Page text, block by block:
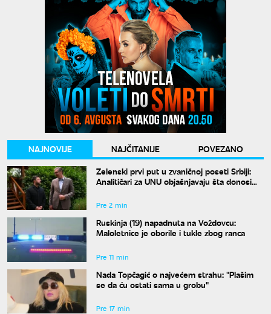
NAJNOVIJE NAJČITANIJE
POVEZANO
Zelenski prvi put u zvaničnoj poseti Srbiji:
Analitičari za UNU objašnjavaju šta donosi
Moskva
Pre 2 min
Ruskinja (19) napadnuta na Voždovcu:
Maloletnice je oborile i tukle zbog ranca
Pre 11 min
Nada Topčagić o najvećem strahu: "Plašim
se da ću ostati sama u grobu"
Pre 17 min